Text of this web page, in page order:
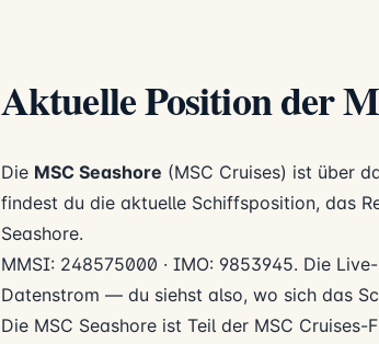
Aktuelle Position der
Die MSC Seashore (MSC Cruises) ist über
findest du die aktuelle Schiffsposition, das
Seashore.
MMSI: 248575000 · IMO: 9853945. Die
Datenstrom — du siehst also, wo sich das
Die MSC Seashore ist Teil der MSC